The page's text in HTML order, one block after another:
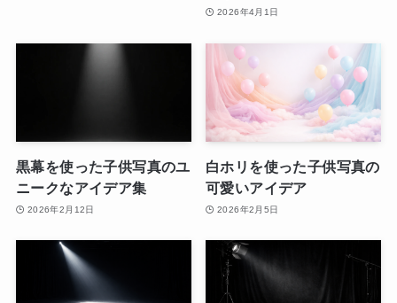
2026年4月1日
黒幕を使った子供写真のユ
ニークなアイデア集
2026年2月12日
白ホリを使った子供写真の
可愛いアイデア
2026年2月5日